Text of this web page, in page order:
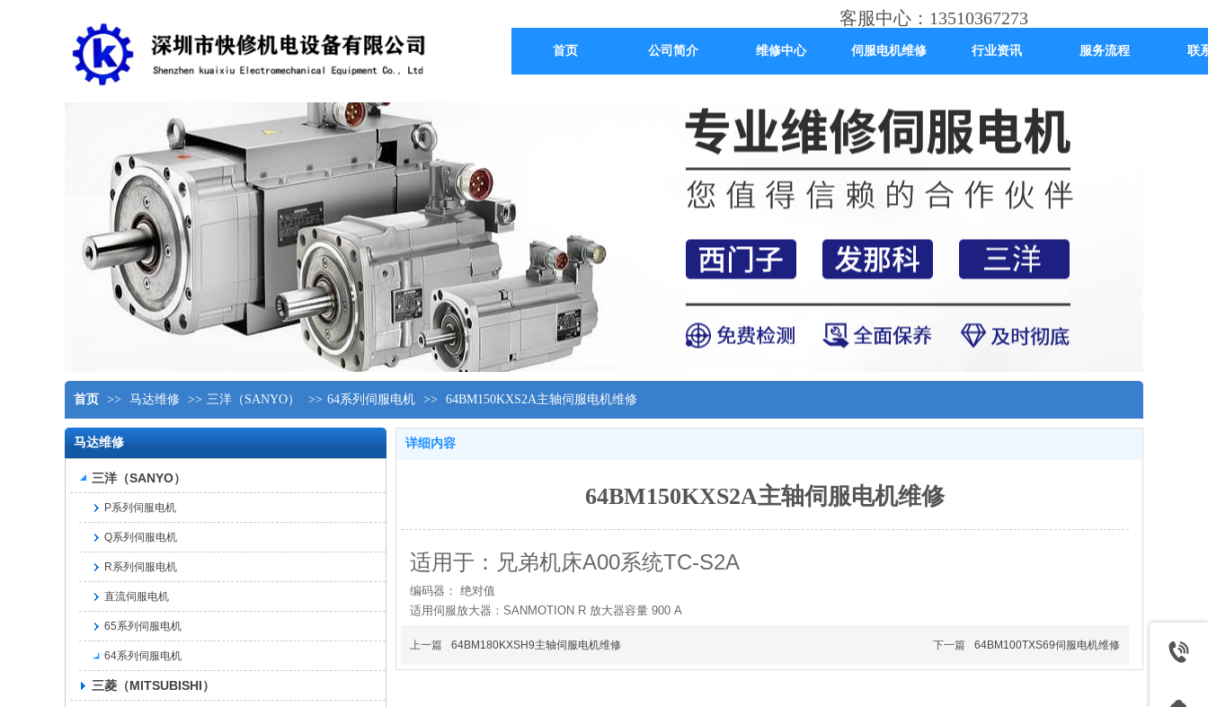
客服中心：13510367273
首页 公司简介 维修中心 伺服电机维修 行业资讯 服务流程 联
首页 >> 马达维修 >> 三洋（SANYO） >> 64系列伺服电机 >> 64BM150KXS2A主轴伺服电机维修
马达维修
三洋（SANYO）
P系列伺服电机
Q系列伺服电机
R系列伺服电机
直流伺服电机
65系列伺服电机
64系列伺服电机
三菱（MITSUBISHI）
详细内容
64BM150KXS2A主轴伺服电机维修
适用于：兄弟机床A00系统TC-S2A
编码器： 绝对值
适用伺服放大器：SANMOTION R 放大器容量 900 A
上一篇 64BM180KXSH9主轴伺服电机维修 下一篇 64BM100TXS69伺服电机维修